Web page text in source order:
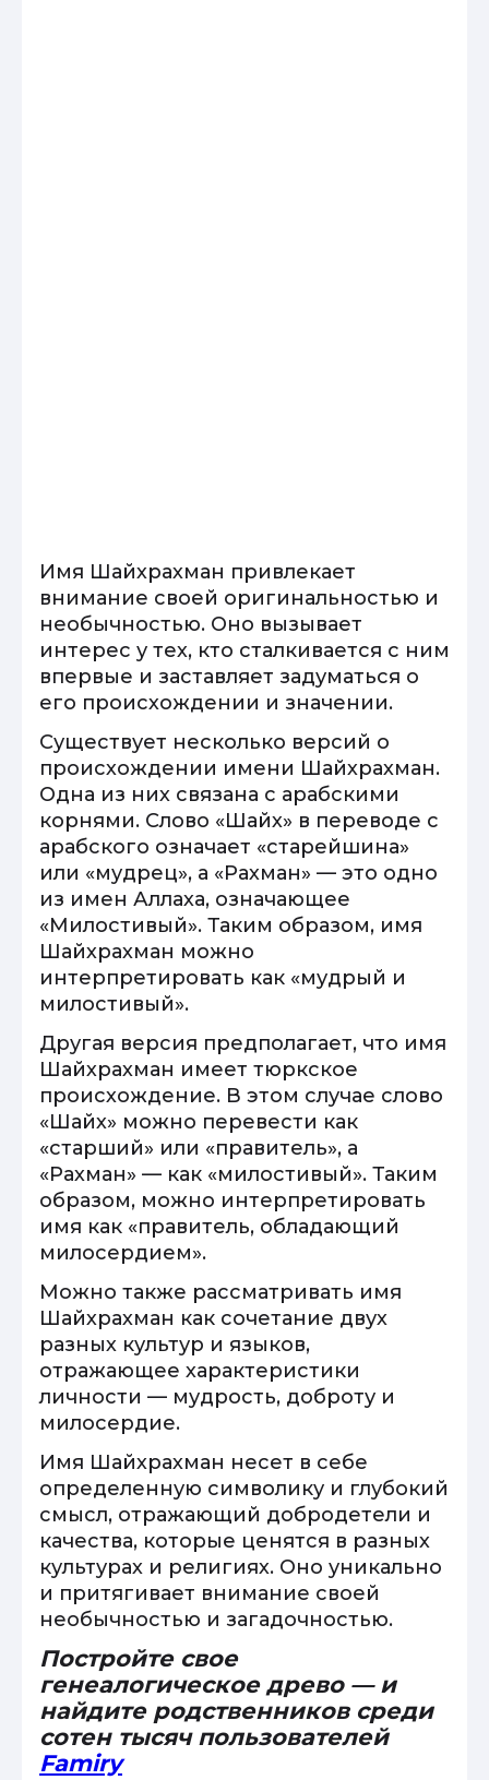
Имя Шайхрахман привлекает
внимание своей оригинальностью и
необычностью. Оно вызывает
интерес у тех, кто сталкивается с ним
впервые и заставляет задуматься о
его происхождении и значении.
Существует несколько версий о
происхождении имени Шайхрахман.
Одна из них связана с арабскими
корнями. Слово «Шайх» в переводе с
арабского означает «старейшина»
или «мудрец», а «Рахман» — это одно
из имен Аллаха, означающее
«Милостивый». Таким образом, имя
Шайхрахман можно
интерпретировать как «мудрый и
милостивый».
Другая версия предполагает, что имя
Шайхрахман имеет тюркское
происхождение. В этом случае слово
«Шайх» можно перевести как
«старший» или «правитель», а
«Рахман» — как «милостивый». Таким
образом, можно интерпретировать
имя как «правитель, обладающий
милосердием».
Можно также рассматривать имя
Шайхрахман как сочетание двух
разных культур и языков,
отражающее характеристики
личности — мудрость, доброту и
милосердие.
Имя Шайхрахман несет в себе
определенную символику и глубокий
смысл, отражающий добродетели и
качества, которые ценятся в разных
культурах и религиях. Оно уникально
и притягивает внимание своей
необычностью и загадочностью.
Постройте свое
генеалогическое древо — и
найдите родственников среди
сотен тысяч пользователей
Famiry